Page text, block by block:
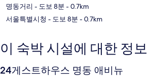
명동거리 - 도보 8분 - 0.7km
서울특별시청 - 도보 8분 - 0.7km
이 숙박 시설에 대한 정보
24게스트하우스 명동 애비뉴